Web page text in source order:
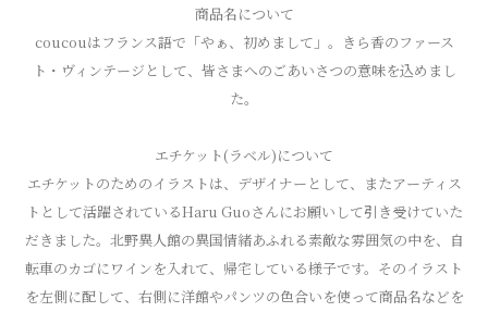
商品名について
coucouはフランス語で「やぁ、初めまして」。きら香のファース
ト・ヴィンテージとして、皆さまへのごあいさつの意味を込めまし
た。
エチケット(ラベル)について
エチケットのためのイラストは、デザイナーとして、またアーティス
トとして活躍されているHaru Guoさんにお願いして引き受けていた
だきました。北野異人館の異国情緒あふれる素敵な雰囲気の中を、自
転車のカゴにワインを入れて、帰宅している様子です。そのイラスト
を左側に配して、右側に洋館やパンツの色合いを使って商品名などを